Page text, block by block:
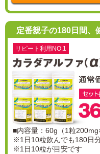
定番親子の180日間、
リピート利用NO.1
■内容量：60g（1粒
※1日10粒飲んでも180日
※1日10粒が目安です